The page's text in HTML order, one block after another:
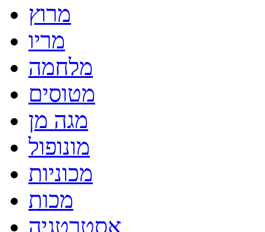
מרוץ
מריו
מלחמה
מטוסים
מגה מן
מונופול
מכוניות
מכות
אסטרטגיה